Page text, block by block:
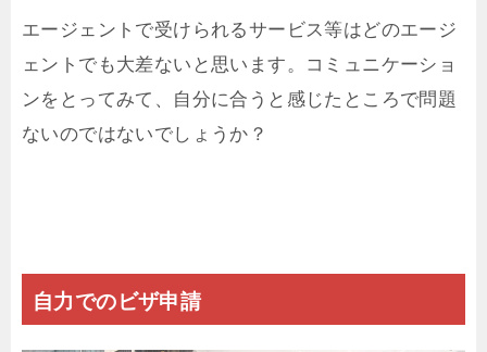
エージェントで受けられるサービス等はどのエージ
ェントでも大差ないと思います。コミュニケーショ
ンをとってみて、自分に合うと感じたところで問題
ないのではないでしょうか？
自力でのビザ申請